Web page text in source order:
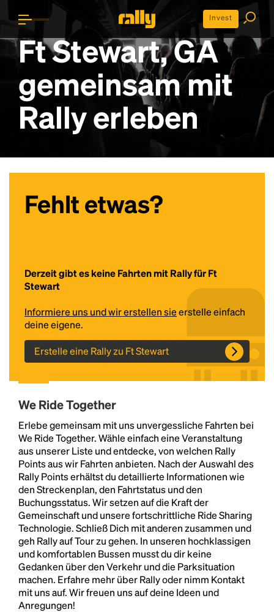
Invest
Ft Stewart, GA
gemeinsam mit
Rally erleben
Fehlt etwas?
Derzeit gibt es keine Fahrten mit Rally für Ft
Stewart
Informiere uns und wir erstellen sieerstelle einfach
deine eigene.
Erstelle eine Rally zu Ft Stewart
We Ride Together
Erlebe gemeinsam mit uns unvergessliche Fahrten bei
We Ride Together. Wähle einfach eine Veranstaltung
aus unserer Liste und entdecke, von welchen Rally
Points aus wir Fahrten anbieten. Nach der Auswahl des
Rally Points erhältst du detaillierte Informationen wie
den Streckenplan, den Fahrtstatus und den
Buchungsstatus. Wir setzen auf die Kraft der
Gemeinschaft und unsere fortschrittliche Ride Sharing
Technologie. Schließ Dich mit anderen zusammen und
geh Rally auf Tour zu gehen. In unseren hochklassigen
und komfortablen Bussen musst du dir keine
Gedanken über den Verkehr und die Parksituation
machen. Erfahre mehr über Rally oder nimm Kontakt
mit uns auf. Wir freuen uns auf deine Ideen und
Anregungen!
Headline
Lorem Ipsum is simply dummy text of the printing
and typesetting industry.Lorem Ipsum has been the
industry's standarddummy text ever since the
1500s, when an unknown printer took a galley of
type and scrambled it to make a type specimen
book. It has survived not only five centuries, but also
the leap into electronic typesetting, remaining
essentially unchanged.